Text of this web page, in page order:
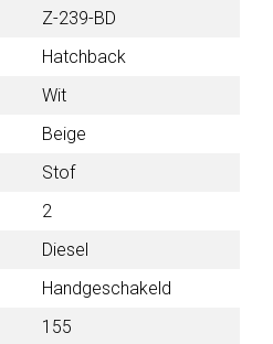
Z-239-BD
Hatchback
Wit
Beige
Stof
2
Diesel
Handgeschakeld
155